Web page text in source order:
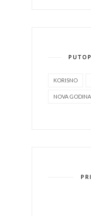
KORISNO
NOVA GODINA